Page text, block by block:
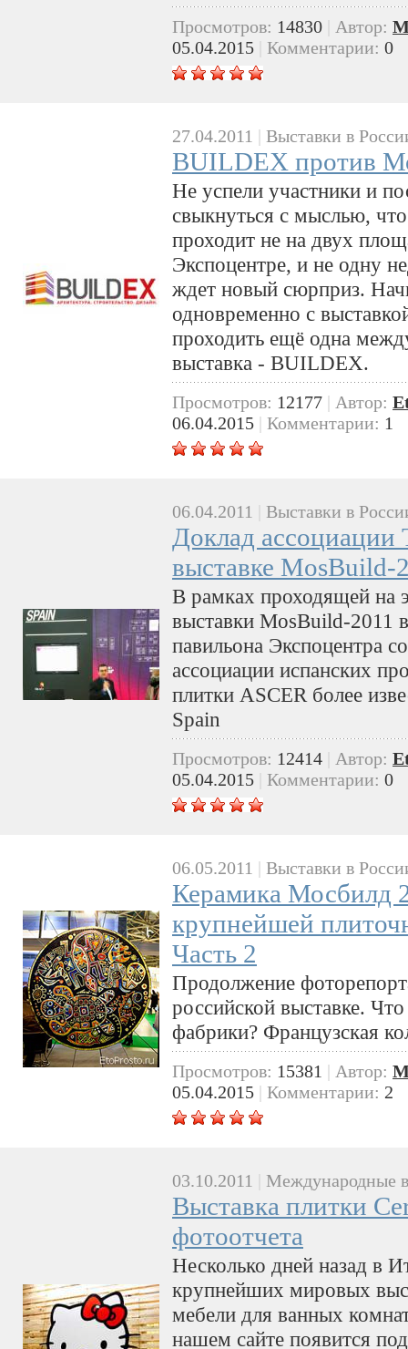
Просмотров: 14830 Автор:
05.04.2015
Комментарии: 0
27.04.2011 | Выставки в
BUILDEX против
Не успели участники и
свыкнуться с мыслью,
проходит не на двух
Экспоцентре, и не одну
ждет новый сюрприз.
одновременно с
проходить ещё одна
выставка - BUILDEX.
Просмотров: 12177 | Автор:
06.04.2015 | Комментарии: 1
06.04.2011 Выставки в
Доклад ассоциации
выставке MosBuild-
В рамках проходящей на
выставки MosBuild-2011
павильона Экспоцентра
ассоциации испанских
плитки ASCER более
Spain
Просмотров: 12414 Автор:
05.04.2015
Комментарии: 0
06.05.2011 | Выставки в
Керамика Мосбилд
крупнейшей
Часть 2
Продолжение
российской выставке.
фабрики? Французская
Просмотров: 15381 | Автор:
05.04.2015 | Комментарии: 2
03.10.2011 Международные
Выставка плитки
фотоотчета
Несколько дней назад в
крупнейших мировых
мебели для ванных
нашем сайте появится